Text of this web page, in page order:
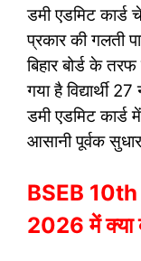
डमी एडमिट
प्रकार की गलती
बिहार बोर्ड के
गया है
डमी एडमिट कार्ड
आसानी पूर्वक
BSEB
2026 में क्या